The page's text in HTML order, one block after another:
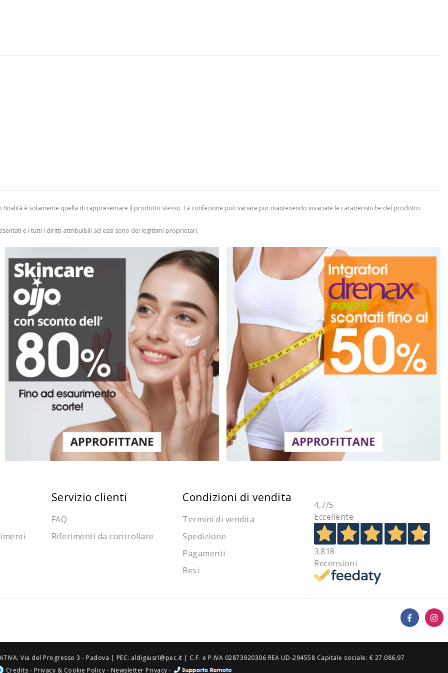
è solamente quella di rappresentare il prodotto stesso. La confezione può variare pur mantenendo invariate le caratteristiche del prodotto.
e i tutti i diritti attribuibili ad essi sono dei legittimi proprietari.
Servizio clienti
FAQ
Riferimenti da controllare
Condizioni di vendita
Termini di vendita
Spedizione
Pagamenti
Resi
4,7/5
Eccellente
3.818
Recensioni
Credits - Privacy & Cookie Policy - Newsletter Privacy -
Via del Progresso 3 - Padova | PEC: aldigiusrl@pec.it | C.F. e P.IVA 02873920306 REA UD-294558 Capitale sociale: € 27.086,97